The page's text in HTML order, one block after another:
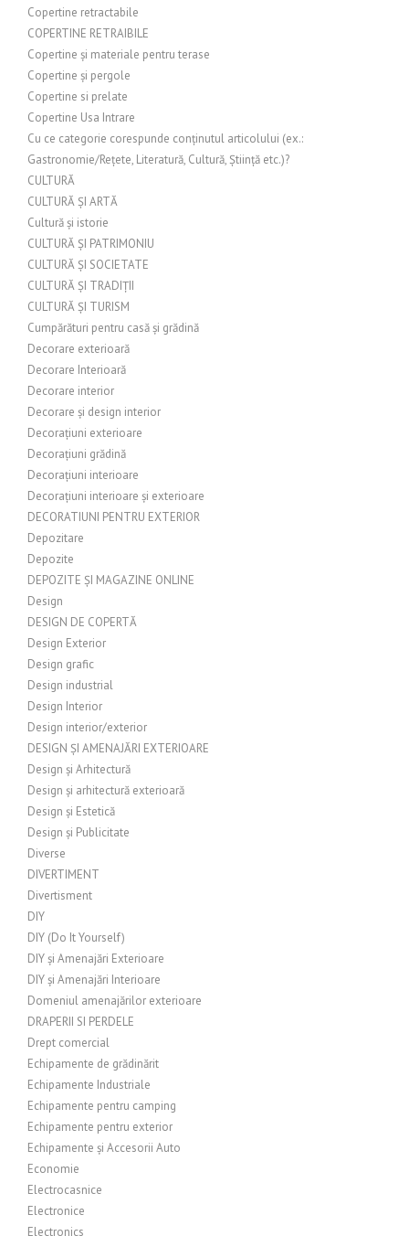
Copertine retractabile
COPERTINE RETRAIBILE
Copertine și materiale pentru terase
Copertine și pergole
Copertine si prelate
Copertine Usa Intrare
Cu ce categorie corespunde conținutul articolului (ex.:
Gastronomie/Rețete, Literatură, Cultură, Știință etc.)?
CULTURĂ
CULTURĂ ȘI ARTĂ
Cultură și istorie
CULTURĂ ȘI PATRIMONIU
CULTURĂ ȘI SOCIETATE
CULTURĂ ȘI TRADIȚII
CULTURĂ ȘI TURISM
Cumpărături pentru casă și grădină
Decorare exterioară
Decorare Interioară
Decorare interior
Decorare și design interior
Decorațiuni exterioare
Decorațiuni grădină
Decorațiuni interioare
Decorațiuni interioare și exterioare
DECORATIUNI PENTRU EXTERIOR
Depozitare
Depozite
DEPOZITE ȘI MAGAZINE ONLINE
Design
DESIGN DE COPERTĂ
Design Exterior
Design grafic
Design industrial
Design Interior
Design interior/exterior
DESIGN ȘI AMENAJĂRI EXTERIOARE
Design și Arhitectură
Design și arhitectură exterioară
Design și Estetică
Design și Publicitate
Diverse
DIVERTIMENT
Divertisment
DIY
DIY (Do It Yourself)
DIY și Amenajări Exterioare
DIY și Amenajări Interioare
Domeniul amenajărilor exterioare
DRAPERII SI PERDELE
Drept comercial
Echipamente de grădinărit
Echipamente Industriale
Echipamente pentru camping
Echipamente pentru exterior
Echipamente și Accesorii Auto
Economie
Electrocasnice
Electronice
Electronics